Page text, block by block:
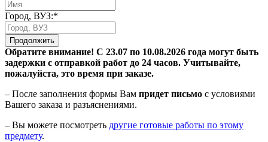
Город, ВУЗ:*
Продолжить
Обратите внимание! С 23.07 по 10.08.2026 года могут быть
задержки с отправкой работ до 24 часов. Учитывайте,
пожалуйста, это время при заказе.
– После заполнения формы Вам придет письмо с условиями
Вашего заказа и разъяснениями.
– Вы можете посмотреть другие готовые работы по этому
предмету.